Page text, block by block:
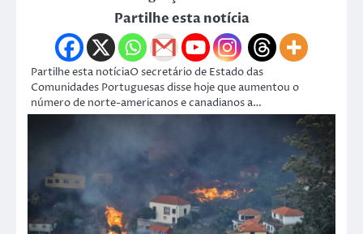
Partilhe esta notícia
Partilhe esta notíciaO secretário de Estado das
Comunidades Portuguesas disse hoje que aumentou o
número de norte-americanos e canadianos a…